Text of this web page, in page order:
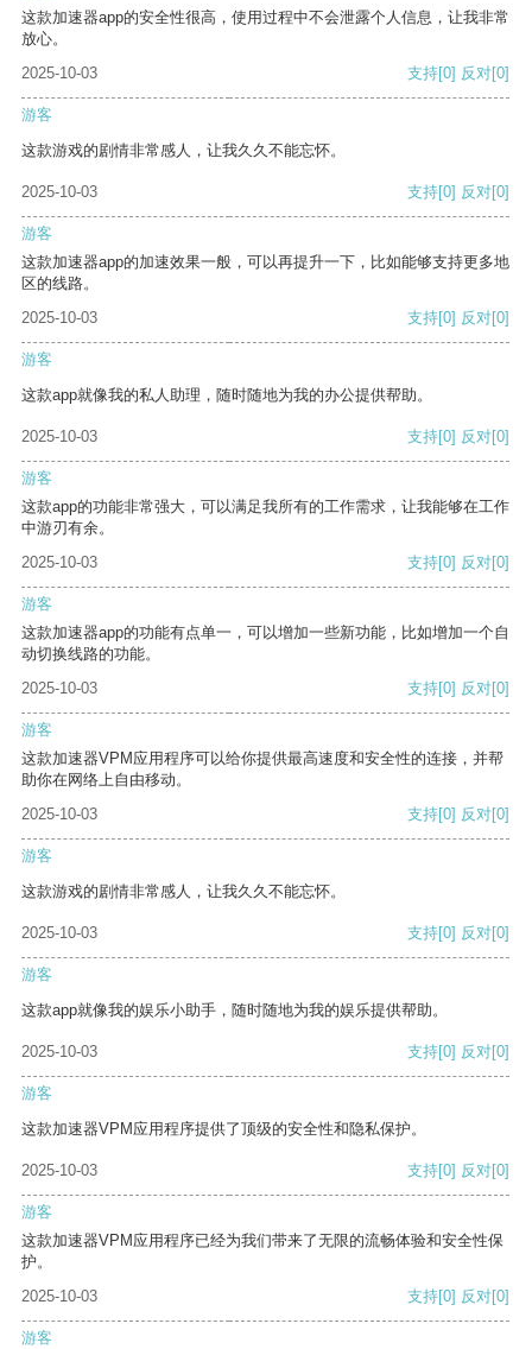
这款加速器app的安全性很高，使用过程中不会泄露个人信息，让我非常
放心。
2025-10-03
支持[0] 反对[0]
游客
这款游戏的剧情非常感人，让我久久不能忘怀。
2025-10-03 支持[0] 反对[0]
游客
这款加速器app的加速效果一般，可以再提升一下，比如能够支持更多地
区的线路。
2025-10-03
支持[0] 反对[0]
游客
这款app就像我的私人助理，随时随地为我的办公提供帮助。
2025-10-03 支持[0] 反对[0]
游客
这款app的功能非常强大，可以满足我所有的工作需求，让我能够在工作
中游刃有余。
2025-10-03
支持[0] 反对[0]
游客
这款加速器app的功能有点单一，可以增加一些新功能，比如增加一个自
动切换线路的功能。
2025-10-03
支持[0] 反对[0]
游客
这款加速器VPM应用程序可以给你提供最高速度和安全性的连接，并帮
助你在网络上自由移动。
2025-10-03
支持[0] 反对[0]
游客
这款游戏的剧情非常感人，让我久久不能忘怀。
2025-10-03 支持[0] 反对[0]
游客
这款app就像我的娱乐小助手，随时随地为我的娱乐提供帮助。
2025-10-03 支持[0] 反对[0]
游客
这款加速器VPM应用程序提供了顶级的安全性和隐私保护。
2025-10-03 支持[0] 反对[0]
游客
这款加速器VPM应用程序已经为我们带来了无限的流畅体验和安全性保
护。
2025-10-03
支持[0] 反对[0]
游客